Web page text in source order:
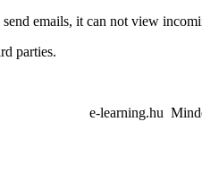
emails, it can not view
parties.
e-learning.hu